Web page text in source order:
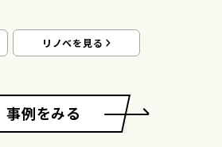
リノベを見る
事例をみる